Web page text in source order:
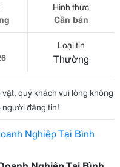
Hình thức
Cần bán
Loại tin
Thường
quý khách vui lòng không
đăng tin!
Nghiệp Tại Bình